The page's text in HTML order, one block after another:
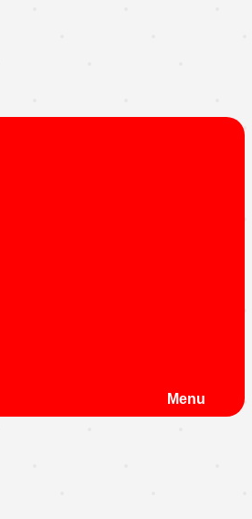
Menu